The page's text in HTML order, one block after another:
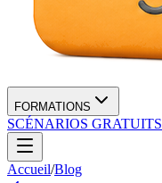
FORMATIONS
SCÉNARIOS GRATUITS
Accueil/Blog